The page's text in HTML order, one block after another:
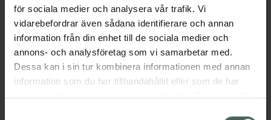
för sociala medier och analysera vår trafik. Vi
vidarebefordrar även sådana identifierare och annan
information från din enhet till de sociala medier och
annons- och analysföretag som vi samarbetar med.
Dessa kan i sin tur kombinera informationen med annan
information som du har tillhandahållit eller som de har
samlat in när du har använt deras tjänster. Samtycke till
Beskrivning Dölj
EAN:05711313009165